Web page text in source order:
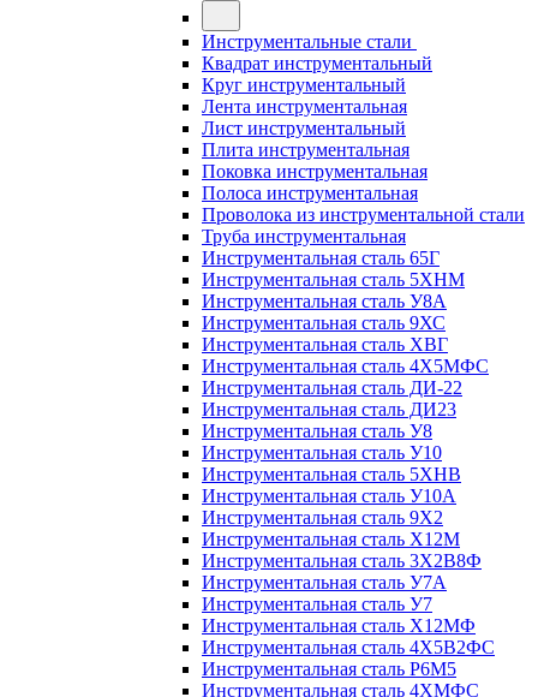
Инструментальные стали
Квадрат инструментальный
Круг инструментальный
Лента инструментальная
Лист инструментальный
Плита инструментальная
Поковка инструментальная
Полоса инструментальная
Проволока из инструментальной стали
Труба инструментальная
Инструментальная сталь 65Г
Инструментальная сталь 5ХНМ
Инструментальная сталь У8А
Инструментальная сталь 9ХС
Инструментальная сталь ХВГ
Инструментальная сталь 4Х5МФС
Инструментальная сталь ДИ-22
Инструментальная сталь ДИ23
Инструментальная сталь У8
Инструментальная сталь У10
Инструментальная сталь 5ХНВ
Инструментальная сталь У10А
Инструментальная сталь 9Х2
Инструментальная сталь Х12М
Инструментальная сталь 3Х2В8Ф
Инструментальная сталь У7А
Инструментальная сталь У7
Инструментальная сталь Х12МФ
Инструментальная сталь 4Х5В2ФС
Инструментальная сталь Р6М5
Инструментальная сталь 4ХМФС